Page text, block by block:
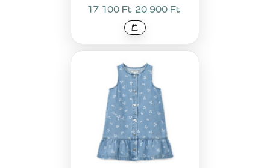
17 100 Ft 20 900 Ft